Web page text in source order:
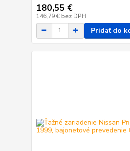
180,55 €
146,79 € bez DPH
Pridať do